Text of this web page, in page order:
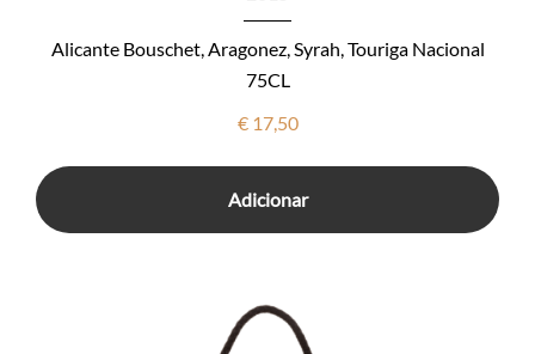
Alicante Bouschet, Aragonez, Syrah, Touriga Nacional
75CL
€17,50
Adicionar